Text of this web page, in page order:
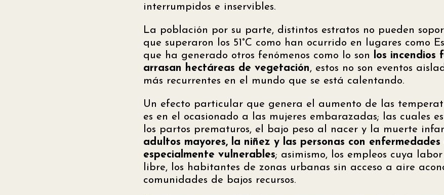
interrumpidos e inservibles.
La población por su parte, distintos estratos no pueden
que superaron los 51°C como han ocurrido en lugares como
que ha generado otros fenómenos como lo son
los incendios
arrasan hectáreas de vegetación, estos no son eventos
más recurrentes en el mundo que se está calentando.
Un efecto particular que genera el aumento de las
es en el ocasionado a las mujeres embarazadas; las cuales
los partos prematuros, el bajo peso al nacer y la muerte
adultos mayores, la niñez y las personas con enfermedades
especialmente vulnerables; asimismo, los empleos cuya
libre, los habitantes de zonas urbanas sin acceso a aire
comunidades de bajos recursos.